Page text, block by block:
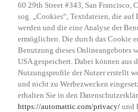
60 29th Street #343, San Francisco,
sog. „Cookies“, Textdateien, die auf
werden und die eine Analyse der
ermöglichen. Die durch das Cookie
Benutzung dieses Onlineangebotes
USA gespeichert. Dabei können aus
Nutzungsprofile der Nutzer erstellt
und nicht zu Werbezwecken
erhalten Sie in den
https://automattic.com/privacy/ und